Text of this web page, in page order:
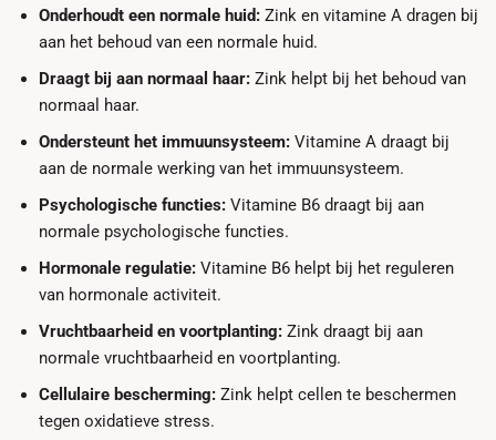
Onderhoudt een normale huid:Zink en vitamine A dragen bij
aan het behoud van een normale huid.
Draagt bij aan normaal haar:Zink helpt bij het behoud van
normaal haar.
Ondersteunt het immuunsysteem:Vitamine A draagt bij
aan de normale werking van het immuunsysteem.
Psychologische functies:Vitamine B6 draagt bij aan
normale psychologische functies.
Hormonale regulatie:Vitamine B6 helpt bij het reguleren
van hormonale activiteit.
Vruchtbaarheid en voortplanting:Zink draagt bij aan
normale vruchtbaarheid en voortplanting.
Cellulaire bescherming:Zink helpt cellen te beschermen
tegen oxidatieve stress.